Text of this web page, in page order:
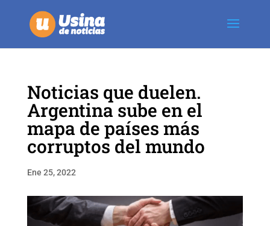
Noticias que duelen.
Argentina sube en el
mapa de países más
corruptos del mundo
Ene 25, 2022